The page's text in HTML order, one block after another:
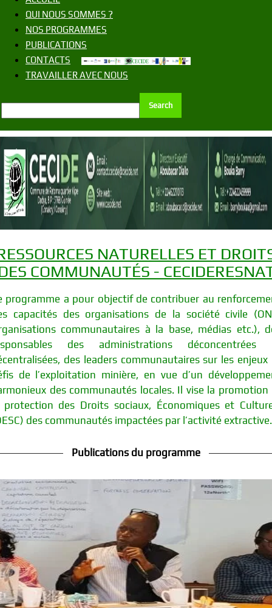
QUI NOUS SOMMES ?
NOS PROGRAMMES
PUBLICATIONS
CONTACTS
TRAVAILLER AVEC NOUS
NATURELLES ET
COMMUNAUTÉS -
programme a pour objectif de contribuer au
capacités des organisations de la société civile
communautaires à la base, médias etc.),
des administrations déconcentrées
des leaders communautaires sur les enjeux
de l’exploitation minière, en vue d’un
des communautés locales. Il vise la promotion
protection des Droits sociaux, Économiques et
des communautés impactées par l’activité extractive.
Publications du programme